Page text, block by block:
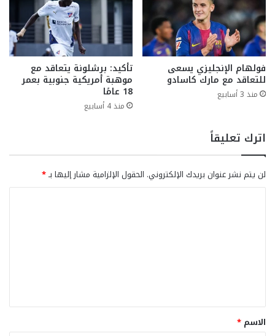
فولهام الإنجليزي يسعى
للتعاقد مع مارك كاسادو
منذ 3 أسابيع
تأكيد: برشلونة يتعاقد مع
موهبة أمريكية جنوبية بعمر
18 عامًا
منذ 4 أسابيع
اترك تعليقاً
لن يتم نشر عنوان بريدك الإلكتروني. الحقول الإلزامية مشار إليها بـ*
ق
*
الاسم *